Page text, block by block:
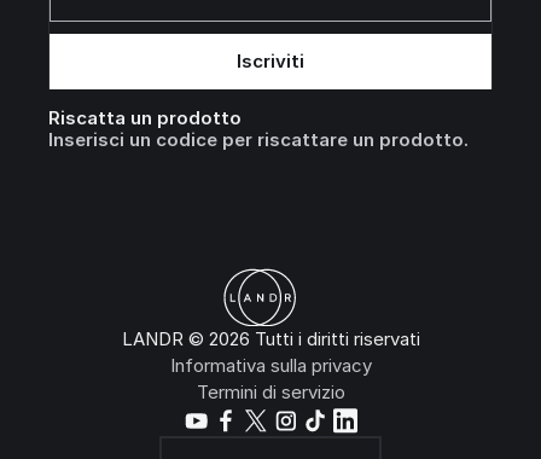
Riscatta un prodotto
Inserisci un codice per riscattare un prodotto.
LANDR © 2026 Tutti i diritti riservati
Informativa sulla privacy
Termini di servizio